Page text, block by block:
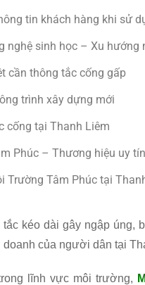
tin khách hàng khi sử
nghệ sinh học – Xu hướng
cần thông tắc cống gấp
trình xây dựng mới
cống tại Thanh Liêm
Phúc – Thương hiệu uy tín
Trường Tâm Phúc tại
kéo dài gây ngập úng,
của người dân tại
lĩnh vực môi trường,